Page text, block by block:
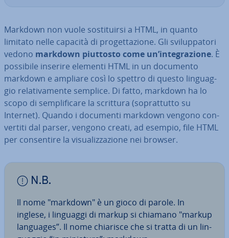
Markdown non vuole so­sti­tuir­si a HTML, in quanto
limitato nelle capacità di pro­get­ta­zio­ne. Gli svi­lup­pa­to­ri
vedono markdown piuttosto come un’in­te­gra­zio­ne. È
possibile inserire elementi HTML in un documento
markdown e ampliare così lo spettro di questo lin­guag­
gio re­la­ti­va­men­te semplice. Di fatto, markdown ha lo
scopo di sem­pli­fi­ca­re la scrittura (so­prat­tut­to su
Internet). Quando i documenti markdown vengono con­
ver­ti­ti dal parser, vengono creati, ad esempio, file HTML
per con­sen­ti­re la vi­sua­liz­za­zio­ne nei browser.
N.B.
Il nome "markdown" è un gioco di parole. In
inglese, i linguaggi di markup si chiamano "markup
languages”. Il nome chiarisce che si tratta di un lin­